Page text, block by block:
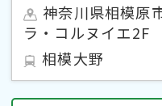
神奈川県相模原
ラ・コルヌイエ2F
相模大野